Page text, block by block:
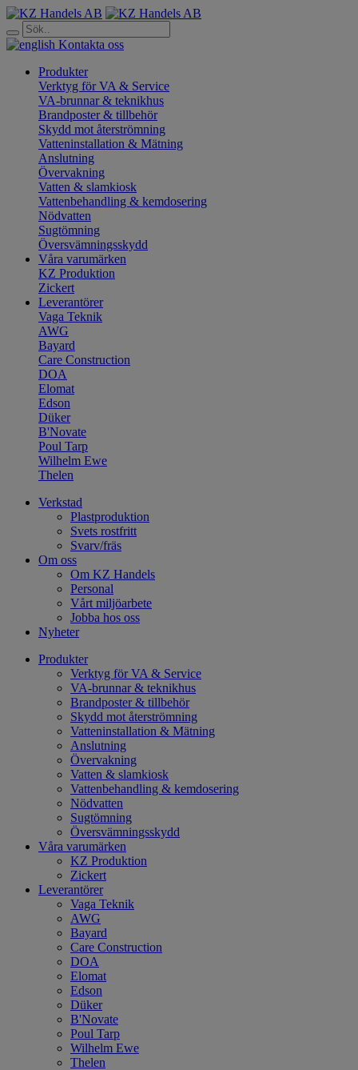
Kontakta oss
Produkter
Verktyg för VA & Service
VA-brunnar & teknikhus
Brandposter & tillbehör
Skydd mot återströmning
Vatteninstallation & Mätning
Anslutning
Övervakning
Vatten & slamkiosk
Vattenbehandling & kemdosering
Nödvatten
Sugtömning
Översvämningsskydd
Våra varumärken
KZ Produktion
Zickert
Leverantörer
Vaga Teknik
AWG
Bayard
Care Construction
DOA
Elomat
Edson
Düker
B'Novate
Poul Tarp
Wilhelm Ewe
Thelen
Verkstad
Plastproduktion
Svets rostfritt
Svarv/fräs
Om oss
Om KZ Handels
Personal
Vårt miljöarbete
Jobba hos oss
Nyheter
Produkter
Verktyg för VA & Service
VA-brunnar & teknikhus
Brandposter & tillbehör
Skydd mot återströmning
Vatteninstallation & Mätning
Anslutning
Övervakning
Vatten & slamkiosk
Vattenbehandling & kemdosering
Nödvatten
Sugtömning
Översvämningsskydd
Våra varumärken
KZ Produktion
Zickert
Leverantörer
Vaga Teknik
AWG
Bayard
Care Construction
DOA
Elomat
Edson
Düker
B'Novate
Poul Tarp
Wilhelm Ewe
Thelen